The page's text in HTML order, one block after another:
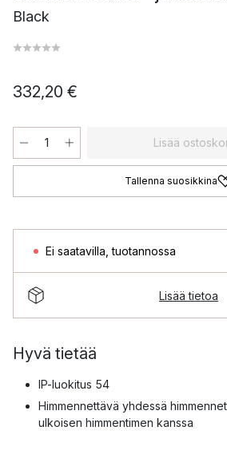
Black
332,20 €
Lisää
Tallenna suosikkina
Ei saatavilla ,tuotannossa
Lisää tietoa
Hyvä tietää
IP-luokitus 54
Himmennettävä yhdessä
ulkoisen himmentimen kanssa